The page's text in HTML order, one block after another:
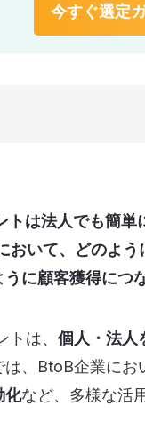
今すぐ選定
ウントの新規開設・
インする
未認証アカウントの
設定する
ジ」を設定する
トは法人でも簡単
おいて、どのよう
うに顧客獲得につ
は、 個人・法人
、BtoB企業にお
化など、多様な活